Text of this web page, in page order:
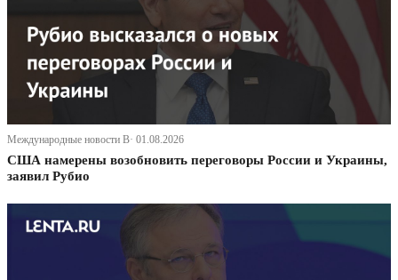
Международные новости В· 01.08.2026
США намерены возобновить переговоры России и Украины,
заявил Рубио